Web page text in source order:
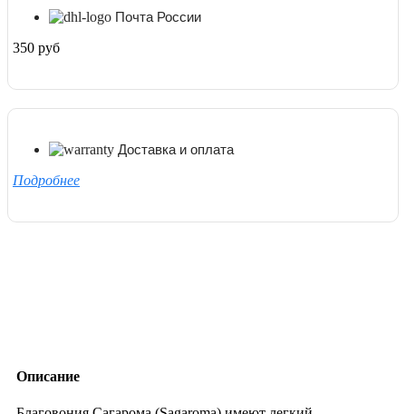
Почта России
350 руб
Доставка и оплата
Подробнее
Описание